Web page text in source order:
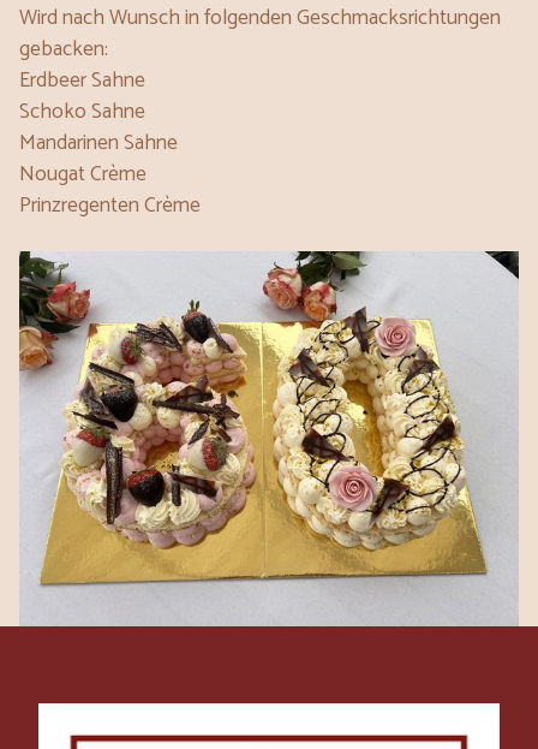
Wird nach Wunsch in folgenden Geschmacksrichtungen
gebacken:
Erdbeer Sahne
Schoko Sahne
Mandarinen Sahne
Nougat Crème
Prinzregenten Crème